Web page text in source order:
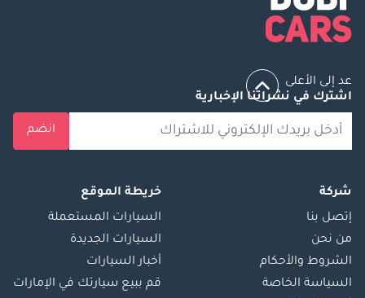
عد إلى الأعلى
اشترك في نشراتنا الإخبارية
انضم
شركة
إتصل بنا
من نحن
الشروط والأحكام
السياسة الخاصة
خريطة الموقع
السيارات المستعملة
السيارات الجديدة
أخبار السيارات
قم ببيع سيارتك في الإمارات